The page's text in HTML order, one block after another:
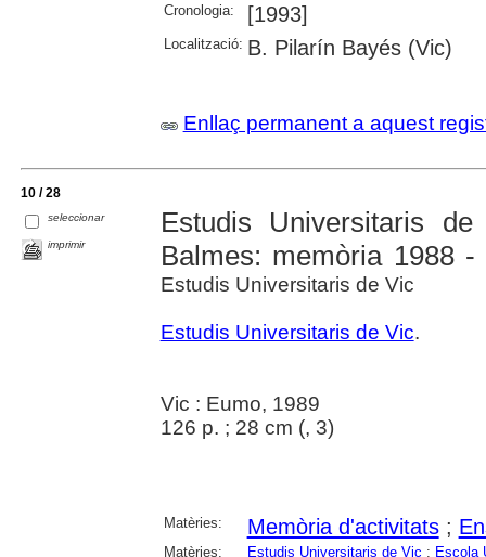
Cronologia: [1993]
Localització: B. Pilarín Bayés (Vic)
Enllaç permanent a aquest
10 / 28
seleccionar
imprimir
Estudis Universitaris
Balmes: memòria 1988 -
Estudis Universitaris de Vic
Estudis Universitaris de Vic.
Vic : Eumo, 1989
126 p. ; 28 cm (, 3)
Matèries: Memòria d'activitats;
Matèries: Estudis Universitaris de Vic ; Escola